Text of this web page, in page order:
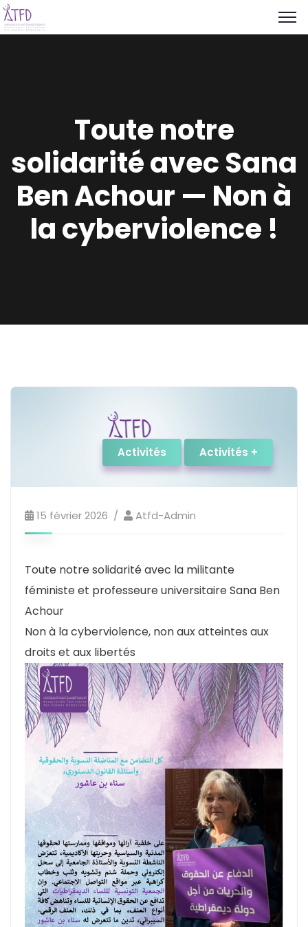
Toute notre
solidarité avec Sana
Ben Achour — Non à
la cyberviolence !
Activités Activités +
15 février 2026 Atfd-Admin
Toute notre solidarité avec la militante
féministe et professeure universitaire Sana Ben
Achour
Non à la cyberviolence, non aux atteintes aux
droits et aux libertés